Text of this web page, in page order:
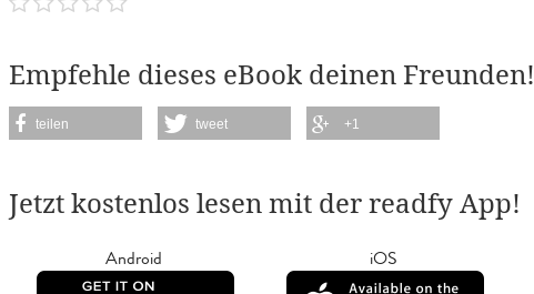
Empfehle dieses eBook deinen Freunden!
teilen tweet +1
Jetzt kostenlos lesen mit der readfy App!
Android iOS